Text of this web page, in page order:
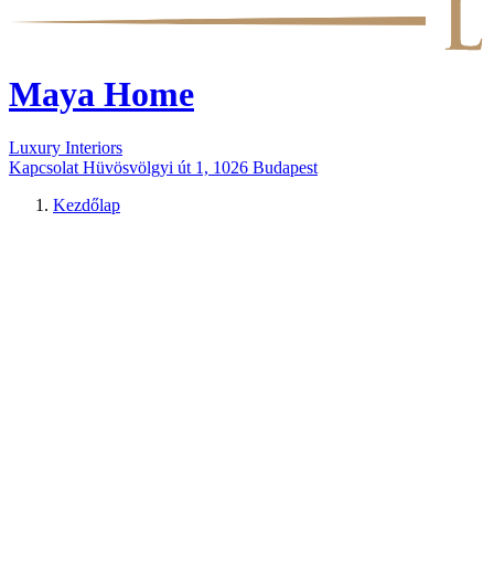
Maya Home
Luxury Interiors
Kapcsolat Hüvösvölgyi út 1, 1026 Budapest
Kezdőlap